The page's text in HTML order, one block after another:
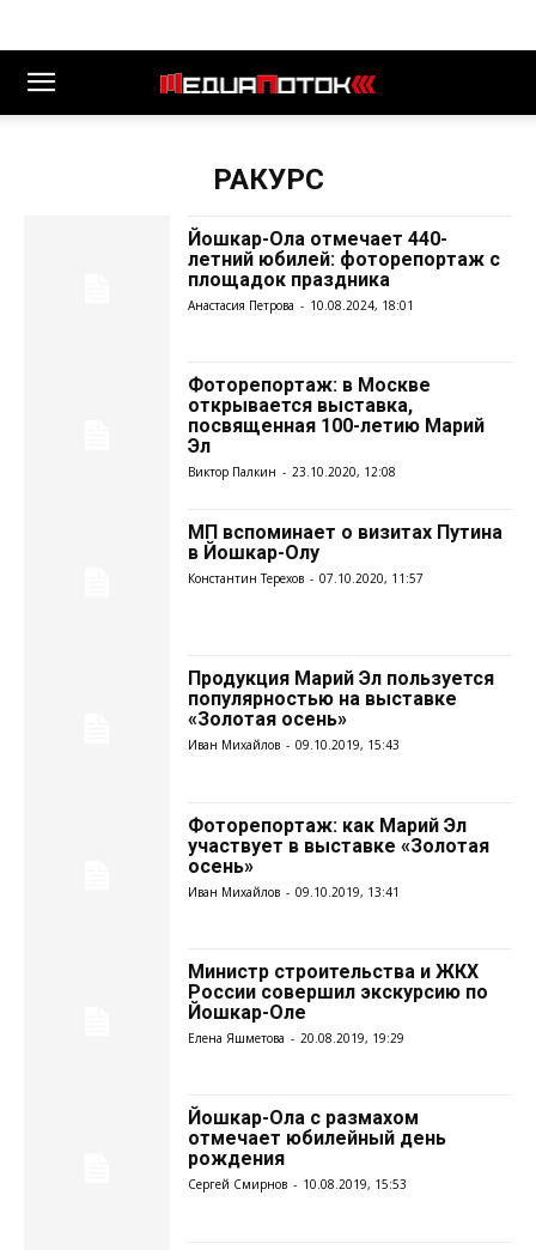
РАКУРС
Йошкар-Ола отмечает 440-
летний юбилей: фоторепортаж с
площадок праздника
Анастасия Петрова - 10.08.2024, 18:01
Фоторепортаж: в Москве
открывается выставка,
посвященная 100-летию Марий
Эл
Виктор Палкин - 23.10.2020, 12:08
МП вспоминает о визитах Путина
в Йошкар-Олу
Константин Терехов - 07.10.2020, 11:57
Продукция Марий Эл пользуется
популярностью на выставке
«Золотая осень»
Иван Михайлов - 09.10.2019, 15:43
Фоторепортаж: как Марий Эл
участвует в выставке «Золотая
осень»
Иван Михайлов - 09.10.2019, 13:41
Министр строительства и ЖКХ
России совершил экскурсию по
Йошкар-Оле
Елена Яшметова - 20.08.2019, 19:29
Йошкар-Ола с размахом
отмечает юбилейный день
рождения
Сергей Смирнов - 10.08.2019, 15:53